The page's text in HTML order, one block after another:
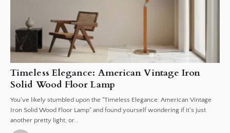
Timeless Elegance: American Vintage Iron
Solid Wood Floor Lamp
You've likely stumbled upon the "Timeless Elegance: American Vintage
Iron Solid Wood Floor Lamp" and found yourself wondering if it's just
another pretty light, or...